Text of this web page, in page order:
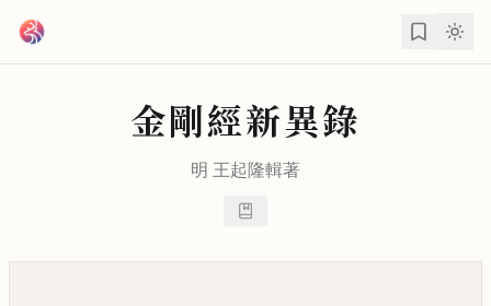
金剛經新異錄
明 王起隆輯著